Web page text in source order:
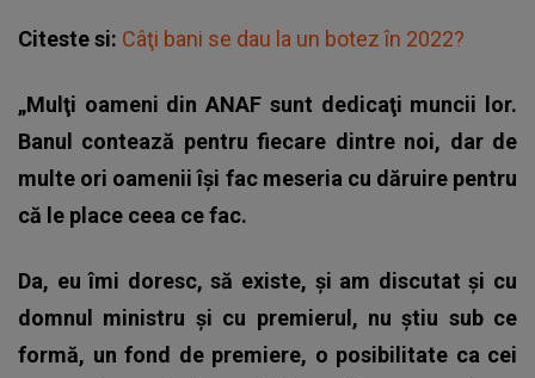
Citeste si: Câţi bani se dau la un botez în 2022?
„Mulţi oameni din ANAF sunt dedicaţi muncii lor.
Banul contează pentru fiecare dintre noi, dar de
multe ori oamenii îşi fac meseria cu dăruire pentru
că le place ceea ce fac.
Da, eu îmi doresc, să existe, şi am discutat şi cu
domnul ministru şi cu premierul, nu ştiu sub ce
formă, un fond de premiere, o posibilitate ca cei